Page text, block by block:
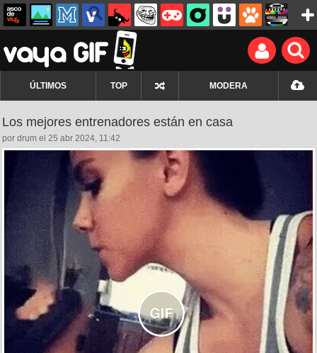
ÚLTIMOS TOP MODERA
Los mejores entrenadores están en casa
por drum el 25 abr 2024, 11:42